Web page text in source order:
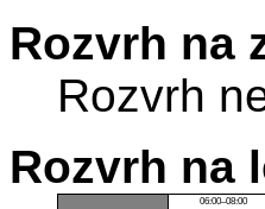
Rozvrh na
Rozvrh
Rozvrh na
06:00–08:00